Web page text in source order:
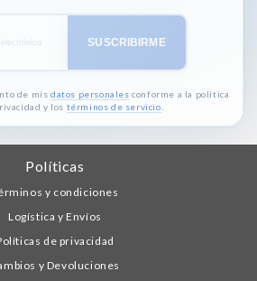
SUSCRIBIRME
de mis datos personales conforme a la política
y los términos de servicio
Políticas
y condiciones
Logística y Envíos
de privacidad
y Devoluciones